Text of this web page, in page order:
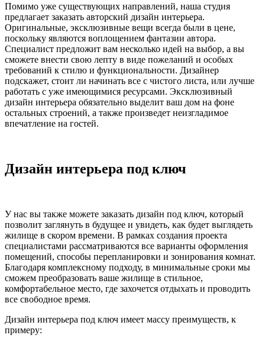
Помимо уже существующих направлений, наша студия
предлагает заказать авторский дизайн интерьера.
Оригинальные, эксклюзивные вещи всегда были в цене,
поскольку являются воплощением фантазии автора.
Специалист предложит вам несколько идей на выбор, а вы
сможете внести свою лепту в виде пожеланий и особых
требований к стилю и функциональности. Дизайнер
подскажет, стоит ли начинать все с чистого листа, или лучше
работать с уже имеющимися ресурсами. Эксклюзивный
дизайн интерьера обязательно выделит ваш дом на фоне
остальных строений, а также произведет неизгладимое
впечатление на гостей.
Дизайн интерьера под ключ
У нас вы также можете заказать дизайн под ключ, который
позволит заглянуть в будущее и увидеть, как будет выглядеть
жилище в скором времени. В рамках создания проекта
специалистами рассматриваются все варианты оформления
помещений, способы перепланировки и зонирования комнат.
Благодаря комплексному подходу, в минимальные сроки мы
сможем преобразовать ваше жилище в стильное,
комфортабельное место, где захочется отдыхать и проводить
все свободное время.
Дизайн интерьера под ключ имеет массу преимуществ, к
примеру: